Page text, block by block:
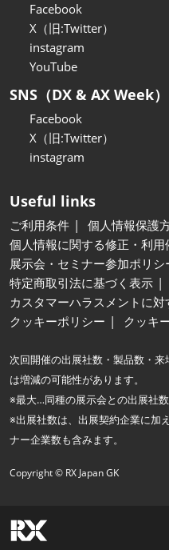
Facebook
X（旧:Twitter）
instagram
YouTube
SNS（DX & AX Week）
Facebook
X（旧:Twitter）
instagram
Useful links
ご利用条件
個人情報保護
個人情報に関する修正・利用
展示会・セミナー参加ポリシ
特定商取引法に基づく表示
カスタマーハラスメントに
クッキーポリシー
クッキ
次回開催の出展社数・製品数・
は増減の可能性があります。
※最大…同種の展示会との出展社
※出展社数は、出展契約企業に加
ナー企業数も含みます。
Copyright © RX Japan GK